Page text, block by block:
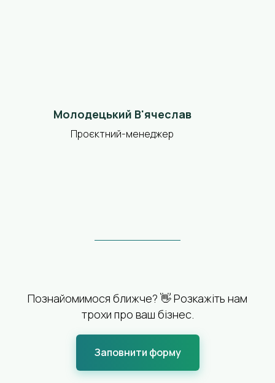
Молодецький В'ячеслав
Проєктний-менеджер
Познайомимося ближче? 👋 Розкажіть нам
трохи про ваш бізнес.
Заповнити форму